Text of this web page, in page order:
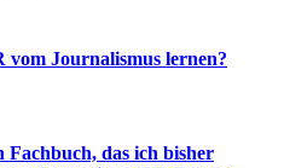
vom Journalismus lernen?
Fachbuch, das ich bisher